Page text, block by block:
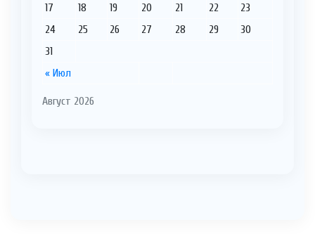
Август 2026
« Июл
17
18 19 20 21 22
23
24
25 26 27 28 29
30
31